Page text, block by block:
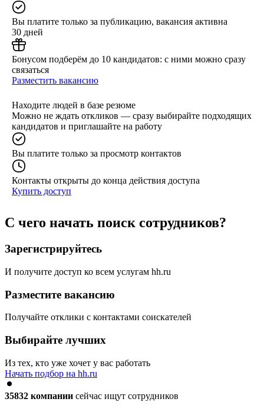
Вы платите только за публикацию, вакансия активна
30 дней
Бонусом подберём до 10 кандидатов: с ними можно сразу
связаться
Разместить вакансию
Находите людей в базе резюме
Можно не ждать откликов — сразу выбирайте подходящих
кандидатов и приглашайте на работу
Вы платите только за просмотр контактов
Контакты открыты до конца действия доступа
Купить доступ
С чего начать поиск сотрудников?
Зарегистрируйтесь
И получите доступ ко всем услугам hh.ru
Разместите вакансию
Получайте отклики с контактами соискателей
Выбирайте лучших
Из тех, кто уже хочет у вас работать
Начать подбор на hh.ru
35832 компании сейчас ищут сотрудников